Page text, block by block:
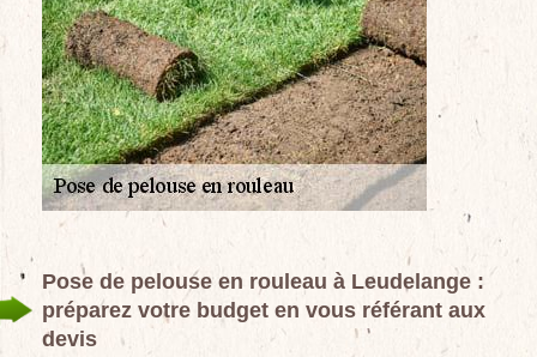
Pose de pelouse en rouleau à Leudelange :
préparez votre budget en vous référant aux
devis